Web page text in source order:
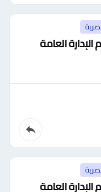
العامة
العامة